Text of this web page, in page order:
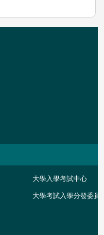
大學入學考試中心
大學考試入學分發委員會